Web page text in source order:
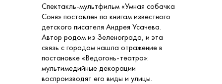
Спектакль-мультфильм «Умная собачка
Соня» поставлен по книгам известного
детского писателя Андрея Усачева.
Автор родом из Зеленограда, и эта
связь с городом нашла отражение в
постановке «Ведогонь-театра»:
мультимедийные декорации
воспроизводят его виды и улицы.